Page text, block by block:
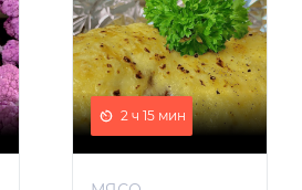
2 ч 15 мин